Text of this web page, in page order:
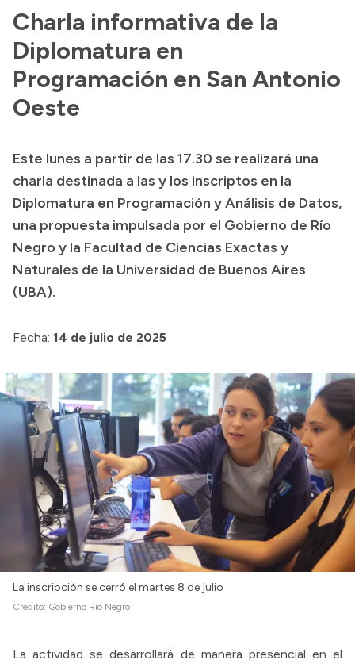
Charla informativa de la
Diplomatura en
Programación en San Antonio
Oeste
Este lunes a partir de las 17.30 se realizará una
charla destinada a las y los inscriptos en la
Diplomatura en Programación y Análisis de Datos,
una propuesta impulsada por el Gobierno de Río
Negro y la Facultad de Ciencias Exactas y
Naturales de la Universidad de Buenos Aires
(UBA).
Fecha: 14 de julio de 2025
La inscripción se cerró el martes 8 de julio
Crédito: Gobierno Río Negro
La actividad se desarrollará de manera presencial en el